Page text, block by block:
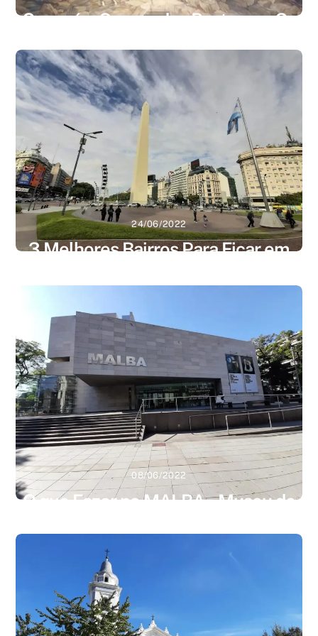
O que é o Campo dos Pastores – Os
primeiros que adoraram Jesus
Last Updated on 10/04/2023 by Rodrigo Souza A
aldeia árabe Beit-Sahur, localizada próxima de
Belém, em Israel, tem sido tradicionalmente
identificada como sendo o Campo dos Pastores
mencionado na bíblia. As passagens bíblicas
descrevem um grupo de pastores cuidando de seus
animais em um campo à noite. Um anjo apareceu aos
pastores e disse-lhes que […]
Leia mais
24/06/2022
3 Melhores Bairros Para Ficar em
Melhores Bairros para ficar em Buenos Aires na minha
opinião e de muitos outros viajantes não é muito
divergente. Existem quatro regiões hoteleiras bem
definidas na cidade. Centro, Recoleta, Palermo e
Puerto Madero, mas eu ainda acrescentaria San
Telmo como uma alternativa para quem deseja uma
experiência […]
Leia mais
08/06/2022
O que Fazer no MALBA – Museu de
Last Updated on 10/04/2023 by Rodrigo Souza Se a
pergunta é o que fazer em Buenos Aires, a resposta
certamente é visitar alguns de seus museus, além de